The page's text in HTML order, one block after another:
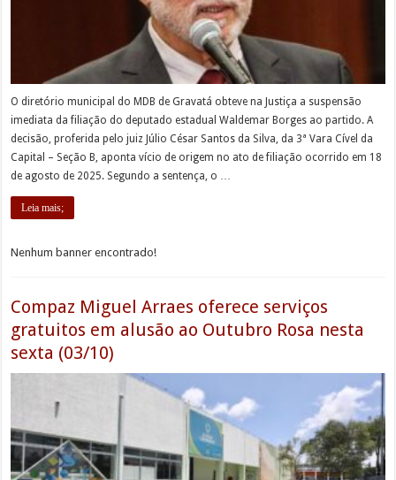
O diretório municipal do MDB de Gravatá obteve na Justiça a suspensão
imediata da filiação do deputado estadual Waldemar Borges ao partido. A
decisão, proferida pelo juiz Júlio César Santos da Silva, da 3ª Vara Cível da
Capital – Seção B, aponta vício de origem no ato de filiação ocorrido em 18
de agosto de 2025. Segundo a sentença, o …
Leia mais;
Nenhum banner encontrado!
Compaz Miguel Arraes oferece serviços
gratuitos em alusão ao Outubro Rosa nesta
sexta (03/10)